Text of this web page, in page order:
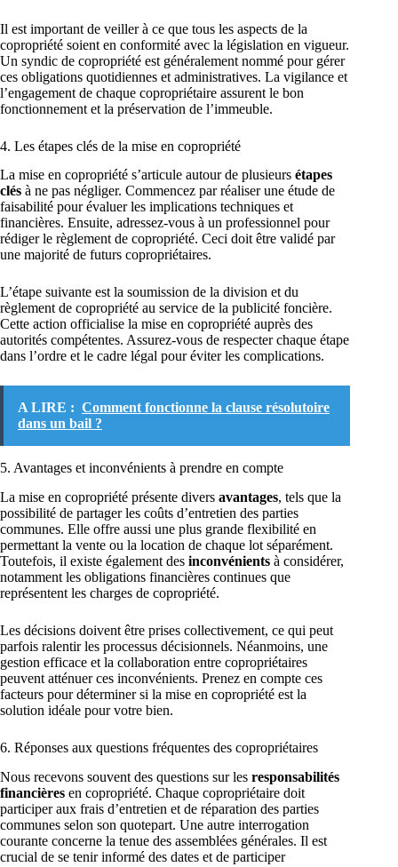
Il est important de veiller à ce que tous les aspects de la
copropriété soient en conformité avec la législation en vigueur.
Un syndic de copropriété est généralement nommé pour gérer
ces obligations quotidiennes et administratives. La vigilance et
l’engagement de chaque copropriétaire assurent le bon
fonctionnement et la préservation de l’immeuble.
4. Les étapes clés de la mise en copropriété
La mise en copropriété s’articule autour de plusieurs étapes
clés à ne pas négliger. Commencez par réaliser une étude de
faisabilité pour évaluer les implications techniques et
financières. Ensuite, adressez-vous à un professionnel pour
rédiger le règlement de copropriété. Ceci doit être validé par
une majorité de futurs copropriétaires.
L’étape suivante est la soumission de la division et du
règlement de copropriété au service de la publicité foncière.
Cette action officialise la mise en copropriété auprès des
autorités compétentes. Assurez-vous de respecter chaque étape
dans l’ordre et le cadre légal pour éviter les complications.
A LIRE : Comment fonctionne la clause résolutoire
dans un bail ?
5. Avantages et inconvénients à prendre en compte
La mise en copropriété présente divers avantages, tels que la
possibilité de partager les coûts d’entretien des parties
communes. Elle offre aussi une plus grande flexibilité en
permettant la vente ou la location de chaque lot séparément.
Toutefois, il existe également des inconvénients à considérer,
notamment les obligations financières continues que
représentent les charges de copropriété.
Les décisions doivent être prises collectivement, ce qui peut
parfois ralentir les processus décisionnels. Néanmoins, une
gestion efficace et la collaboration entre copropriétaires
peuvent atténuer ces inconvénients. Prenez en compte ces
facteurs pour déterminer si la mise en copropriété est la
solution idéale pour votre bien.
6. Réponses aux questions fréquentes des copropriétaires
Nous recevons souvent des questions sur les responsabilités
financières en copropriété. Chaque copropriétaire doit
participer aux frais d’entretien et de réparation des parties
communes selon son quotepart. Une autre interrogation
courante concerne la tenue des assemblées générales. Il est
crucial de se tenir informé des dates et de participer